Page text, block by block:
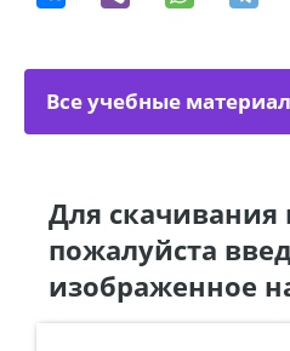
Все учебные
Для скачивания
пожалуйста
изображенное